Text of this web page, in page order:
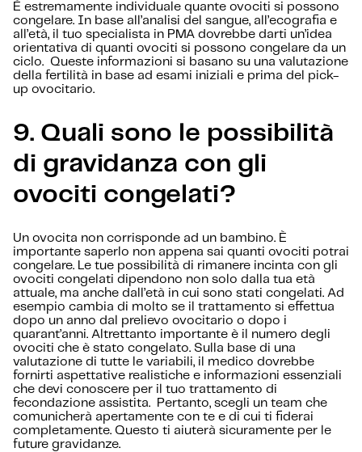
È estremamente individuale quante ovociti si possono
congelare. In base all’analisi del sangue, all’ecografia e
all’età, il tuo specialista in PMA dovrebbe darti un’idea
orientativa di quanti ovociti si possono congelare da un
ciclo. Queste informazioni si basano su una valutazione
della fertilità in base ad esami iniziali e prima del pick-
up ovocitario.
9. Quali sono le possibilità
di gravidanza con gli
ovociti congelati?
Un ovocita non corrisponde ad un bambino. È
importante saperlo non appena sai quanti ovociti potrai
congelare. Le tue possibilità di rimanere incinta con gli
ovociti congelati dipendono non solo dalla tua età
attuale, ma anche dall’età in cui sono stati congelati. Ad
esempio cambia di molto se il trattamento si effettua
dopo un anno dal prelievo ovocitario o dopo i
quarant’anni. Altrettanto importante è il numero degli
ovociti che è stato congelato. Sulla base di una
valutazione di tutte le variabili, il medico dovrebbe
fornirti aspettative realistiche e informazioni essenziali
che devi conoscere per il tuo trattamento di
fecondazione assistita. Pertanto, scegli un team che
comunicherà apertamente con te e di cui ti fiderai
completamente. Questo ti aiuterà sicuramente per le
future gravidanze.